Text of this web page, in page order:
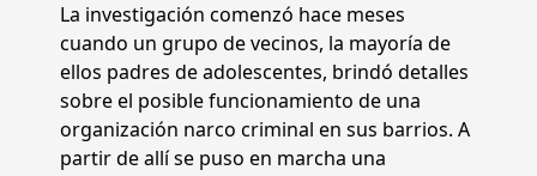
La investigación comenzó hace meses
cuando un grupo de vecinos, la mayoría de
ellos padres de adolescentes, brindó detalles
sobre el posible funcionamiento de una
organización narco criminal en sus barrios. A
partir de allí se puso en marcha una